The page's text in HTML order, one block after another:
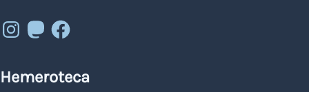
Instagram
MastodonFacebook
Hemeroteca